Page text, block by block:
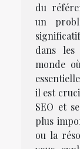
du
un
dans les
monde
il est
SEO et
plus
ou la